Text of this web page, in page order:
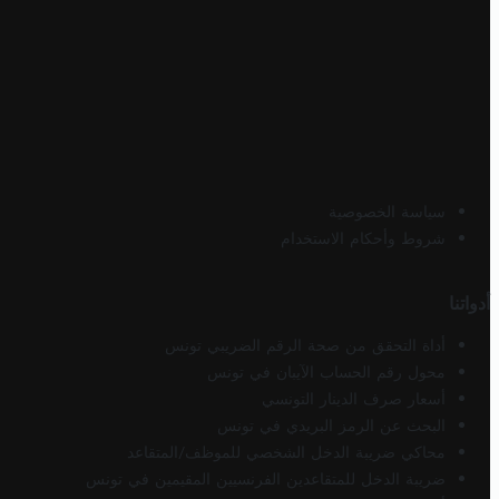
سياسة الخصوصية
شروط وأحكام الاستخدام
أدواتنا
أداة التحقق من صحة الرقم الضريبي تونس
محول رقم الحساب الآيبان في تونس
أسعار صرف الدينار التونسي
البحث عن الرمز البريدي في تونس
محاكي ضريبة الدخل الشخصي للموظف/المتقاعد
ضريبة الدخل للمتقاعدين الفرنسيين المقيمين في تونس